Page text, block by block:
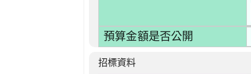
預算金額是否公開
招標資料